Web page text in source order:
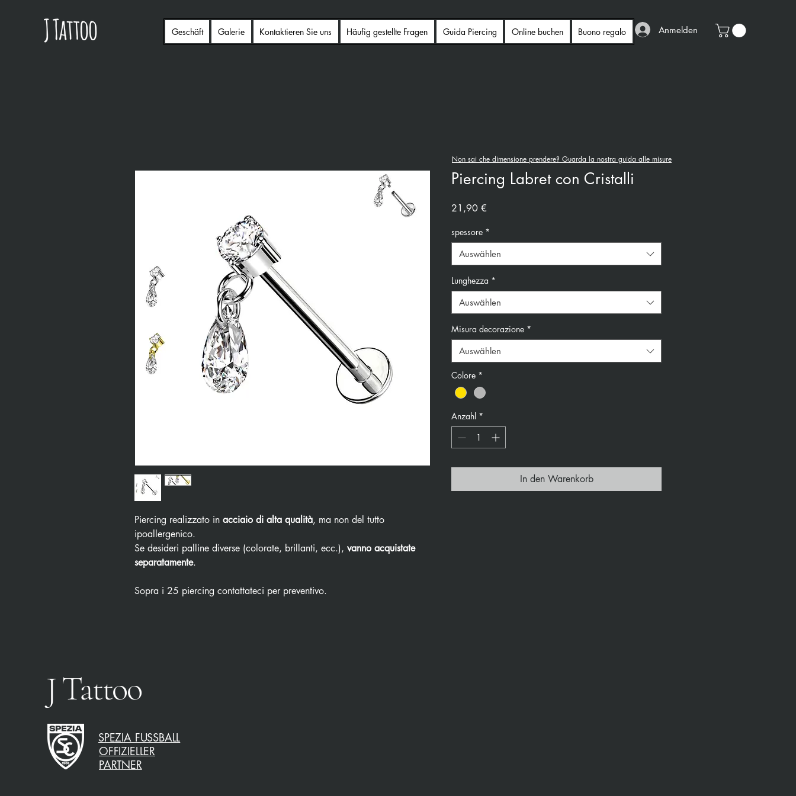
Anmelden
Geschäft Galerie Kontaktieren Sie uns Häufig gestellte Fragen Guida Piercing Online buchen Buono regalo
Piercing realizzato in acciaio di alta qualità, ma non del tutto
ipoallergenico.
Se desideri palline diverse (colorate, brillanti, ecc.), vanno acquistate
separatamente.
Sopra i 25 piercing contattateci per preventivo.
Piercing Labret con Cristalli
21,90 €
spessore *
Auswählen
Lunghezza *
Auswählen
Misura decorazione *
Auswählen
Colore *
Anzahl *
In den Warenkorb
Non sai che dimensione prendere? Guarda la nostra guida alle misure
J Tattoo
SPEZIA FUSSBALL
OFFIZIELLER
PARTNER